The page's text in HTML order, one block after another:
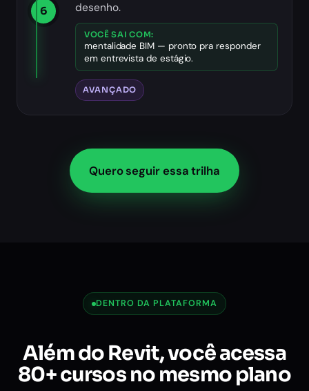
6
desenho.
VOCÊ SAI COM:
mentalidade BIM — pronto pra responder
em entrevista de estágio.
AVANÇADO
Quero seguir essa trilha
DENTRO DA PLATAFORMA
Além do Revit, você acessa
80+ cursosno mesmo plano